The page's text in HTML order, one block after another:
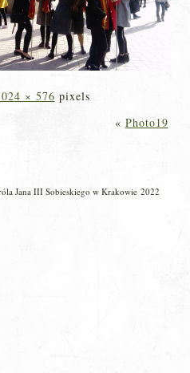
× 576 pixels
« Photo19
Jana III Sobieskiego w Krakowie 2022